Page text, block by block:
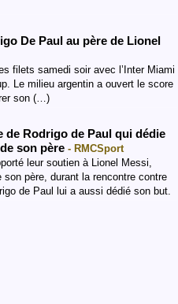
De Paul au père de Lionel
filets samedi soir avec l’Inter Miami
Le milieu argentin a ouvert le score
son (…)
de Rodrigo de Paul qui dédie
son père - RMCSport
leur soutien à Lionel Messi,
père, durant la rencontre contre
de Paul lui a aussi dédié son but.